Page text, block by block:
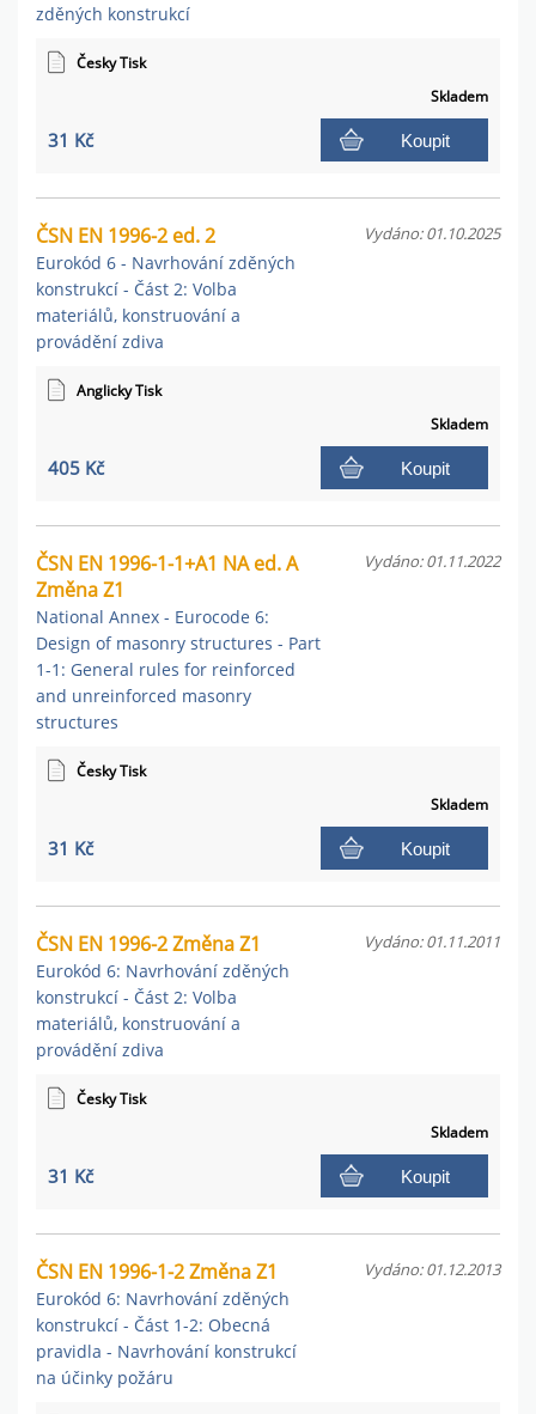
zděných konstrukcí
Česky Tisk
Skladem
31 Kč Koupit
ČSN EN 1996-2 ed. 2
Eurokód 6 - Navrhování zděných
konstrukcí - Část 2: Volba
materiálů, konstruování a
provádění zdiva
Vydáno: 01.10.2025
Anglicky Tisk
Skladem
405 Kč Koupit
ČSN EN 1996-1-1+A1 NA ed. A
Změna Z1
National Annex - Eurocode 6:
Design of masonry structures - Part
1-1: General rules for reinforced
and unreinforced masonry
structures
Vydáno: 01.11.2022
Česky Tisk
Skladem
31 Kč Koupit
ČSN EN 1996-2 Změna Z1
Eurokód 6: Navrhování zděných
konstrukcí - Část 2: Volba
materiálů, konstruování a
provádění zdiva
Vydáno: 01.11.2011
Česky Tisk
Skladem
31 Kč Koupit
ČSN EN 1996-1-2 Změna Z1
Eurokód 6: Navrhování zděných
konstrukcí - Část 1-2: Obecná
pravidla - Navrhování konstrukcí
na účinky požáru
Vydáno: 01.12.2013